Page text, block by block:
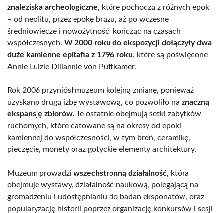
znaleziska archeologiczne, które pochodzą z różnych epok
– od neolitu, przez epokę brązu, aż po wczesne
średniowiecze i nowożytność, kończąc na czasach
współczesnych. W 2000 roku do ekspozycji dołączyły dwa
duże kamienne epitafia z 1796 roku, które są poświęcone
Annie Luizie Diliannie von Puttkamer.
Rok 2006 przyniósł muzeum kolejną zmianę, ponieważ
uzyskano drugą izbę wystawową, co pozwoliło na znaczną
ekspansję zbiorów. Te ostatnie obejmują setki zabytków
ruchomych, które datowane są na okresy od epoki
kamiennej do współczesności, w tym broń, ceramikę,
pieczęcie, monety oraz gotyckie elementy architektury.
Muzeum prowadzi wszechstronną działalność, która
obejmuje wystawy, działalność naukową, polegającą na
gromadzeniu i udostępnianiu do badań eksponatów, oraz
popularyzację historii poprzez organizację konkursów i sesji